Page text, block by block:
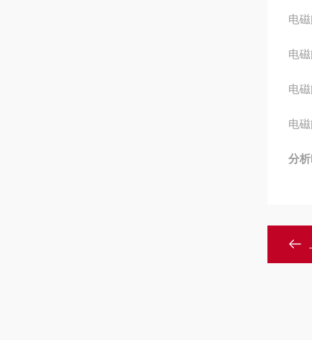
电
电
电
电
分